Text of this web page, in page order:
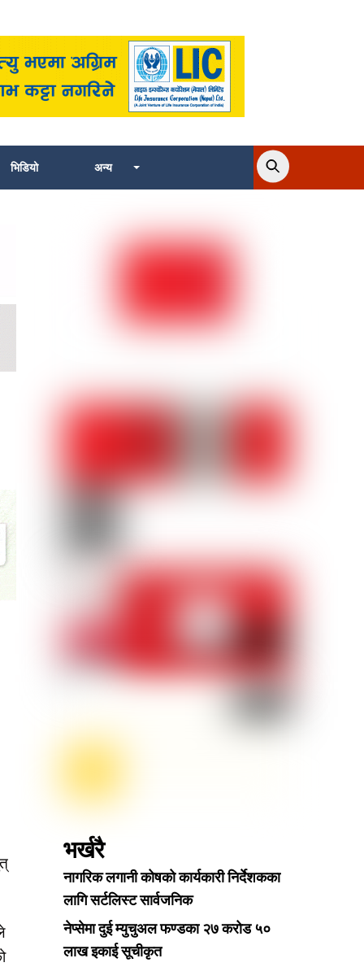
भिडियो अन्य
भर्खरै
नागरिक लगानी कोषको कार्यकारी निर्देशकका
लागि सर्टलिस्ट सार्वजनिक
नेप्सेमा दुई म्युचुअल फण्डका २७ करोड ५०
लाख इकाई सूचीकृत